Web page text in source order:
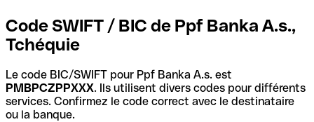
Code SWIFT / BIC de Ppf Banka A.s.,
Tchéquie
Le code BIC/SWIFT pour Ppf Banka A.s. est
PMBPCZPPXXX. Ils utilisent divers codes pour différents
services. Confirmez le code correct avec le destinataire
ou la banque.